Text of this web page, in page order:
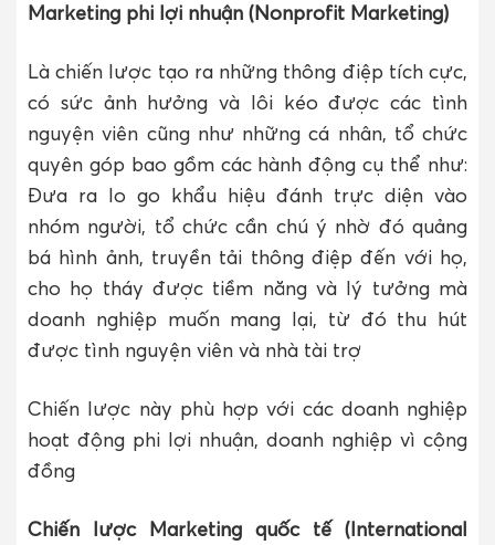
Marketing phi lợi nhuận (Nonprofit Marketing)
Là chiến lược tạo ra những thông điệp tích cực,
có sức ảnh hưởng và lôi kéo được các tình
nguyện viên cũng như những cá nhân, tổ chức
quyên góp bao gồm các hành động cụ thể như:
Đưa ra lo go khẩu hiệu đánh trực diện vào
nhóm người, tổ chức cần chú ý nhờ đó quảng
bá hình ảnh, truyền tải thông điệp đến với họ,
cho họ tháy được tiềm năng và lý tưởng mà
doanh nghiệp muốn mang lại, từ đó thu hút
được tình nguyện viên và nhà tài trợ
Chiến lược này phù hợp với các doanh nghiệp
hoạt động phi lợi nhuận, doanh nghiệp vì cộng
đồng
Chiến lược Marketing quốc tế (International